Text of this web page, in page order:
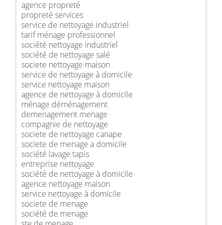
agence propreté
propreté services
service de nettoyage industriel
tarif ménage professionnel
société nettoyage industriel
société de nettoyage salé
societe nettoyage maison
service de nettoyage à domicile
service nettoyage maison
agence de nettoyage à domicile
ménage déménagement
demenagement menage
compagnie de nettoyage
societe de nettoyage canape
societe de menage a domicile
société lavage tapis
entreprise nettoyage
société de nettoyage à domicile
agence nettoyage maison
service nettoyage à domicile
societe de menage
société de menage